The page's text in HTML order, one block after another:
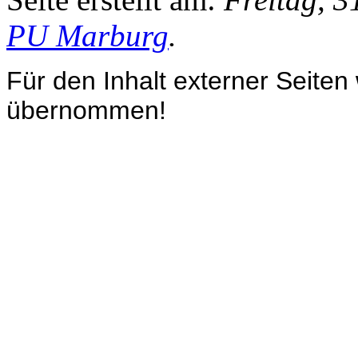
PU Marburg.
Für den Inhalt externer
übernommen!